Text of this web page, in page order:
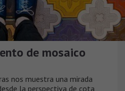
de mosaico
nos muestra una mirada
la perspectiva de cota